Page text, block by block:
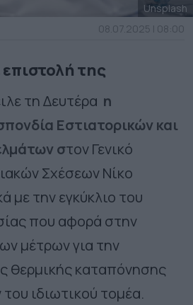
Unsplash
08.07.2025 | 08:00
της
τη Δευτέρα η
Εστιατορικών και
στον Γενικό
Σχέσεων Νίκο
με την εγκύκλιο του
που αφορά στην
μέτρων για την
θερμικής καταπόνησης
ιδιωτικού τομέα.